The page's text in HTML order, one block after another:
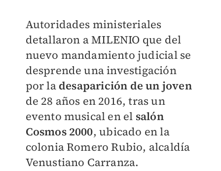
Autoridades ministeriales
detallaron aMILENIO que del
nuevo mandamiento judicial se
desprende una investigación
por la desaparición de un joven
de 28 años en 2016, tras un
evento musical en el salón
Cosmos 2000, ubicado en la
colonia Romero Rubio, alcaldía
Venustiano Carranza.